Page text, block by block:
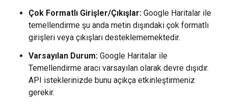
Çok Formatlı Girişler/Çıkışlar: Google Haritalar ile
temellendirme şu anda metin dışındaki çok formatlı
girişleri veya çıkışları desteklememektedir.
Varsayılan Durum: Google Haritalar ile
Temellendirme aracı varsayılan olarak devre dışıdır.
API isteklerinizde bunu açıkça etkinleştirmeniz
gerekir.